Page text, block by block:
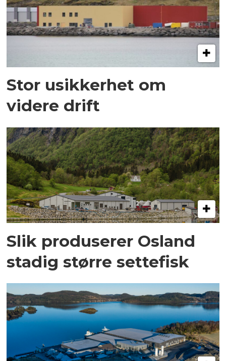
Stor usikkerhet om
videre drift
Slik produserer Osland
stadig større settefisk